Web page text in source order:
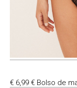
€ 6,99 € Bolso de